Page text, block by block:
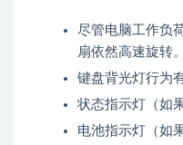
尽管电脑工作负
扇依然高速旋转。
键盘背光灯行为
状态指示灯（如
电池指示灯（如